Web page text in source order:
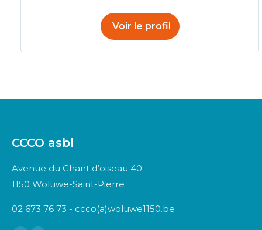
Voir le profil
CCCO asbl
Avenue du Chant d’oiseau 40
1150 Woluwe-Saint-Pierre
02 673 76 73 - ccco(a)woluwe1150.be